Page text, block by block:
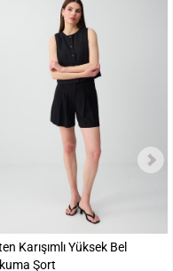
Karışımlı Yüksek Bel
Şort